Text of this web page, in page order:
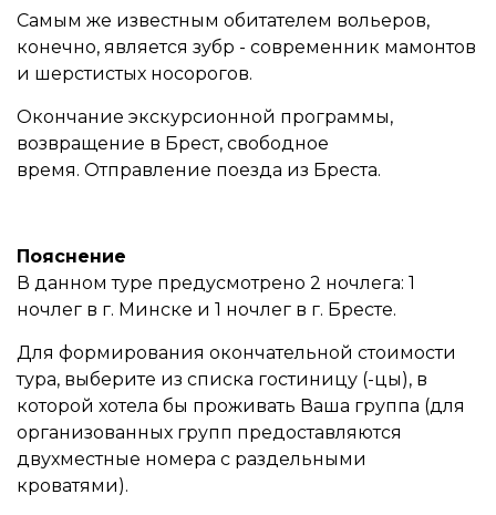
Самым же известным обитателем вольеров,
конечно, является зубр - современник мамонтов
и шерстистых носорогов.
Окончание экскурсионной программы,
возвращение в Брест, свободное
время. Отправление поезда из Бреста.
Пояснение
В данном туре предусмотрено 2 ночлега: 1
ночлег в г. Минске и 1 ночлег в г. Бресте.
Для формирования окончательной стоимости
тура, выберите из списка гостиницу (-цы), в
которой хотела бы проживать Ваша группа (для
организованных групп предоставляются
двухместные номера с раздельными
кроватями).